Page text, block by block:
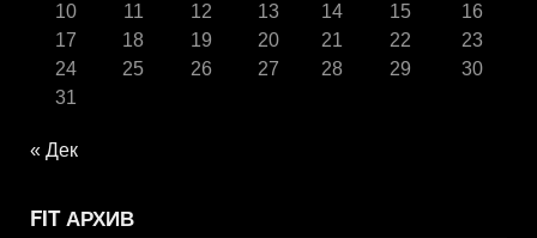
10
11 12 13 14 15
16
17
18 19 20 21 22
23
24
25 26 27 28 29
30
31
« Дек
FIT АРХИВ